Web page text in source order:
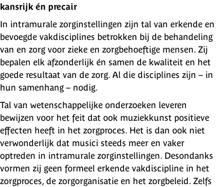
kansrijk én precair
In intramurale zorginstellingen zijn tal van erkende en
bevoegde vakdisciplines betrokken bij de behandeling
van en zorg voor zieke en zorgbehoeftige mensen. Zij
bepalen elk afzonderlijk én samen de kwaliteit en het
goede resultaat van de zorg. Al die disciplines zijn – in
hun samenhang – nodig.
Tal van wetenschappelijke onderzoeken leveren
bewijzen voor het feit dat ook muziekkunst positieve
effecten heeft in het zorgproces. Het is dan ook niet
verwonderlijk dat musici steeds meer en vaker
optreden in intramurale zorginstellingen. Desondanks
vormen zij geen formeel erkende vakdiscipline in het
zorgproces, de zorgorganisatie en het zorgbeleid. Zelfs